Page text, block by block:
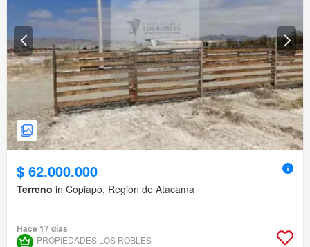
$ 62.000.000
Terreno in Copiapó, Región de Atacama
Hace 17 días
PROPIEDADES LOS ROBLES